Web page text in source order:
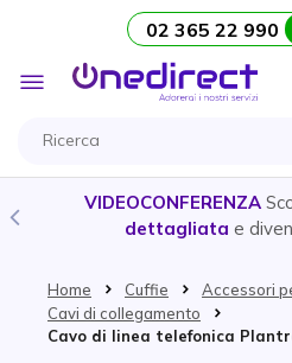
Salta al contenuto 02 365 22 990
Toggle
Nav
VIDEOCONFERENZA
dettagliata e
Home Cuffie
Accessori
Cavi di collegamento
Cavo di linea telefonica